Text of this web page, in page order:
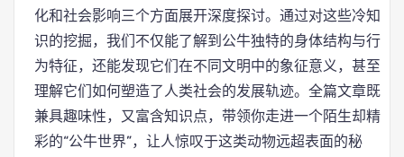
化和社会影响三个方面展开深度探讨。通过对这些冷知
识的挖掘，我们不仅能了解到公牛独特的身体结构与行
为特征，还能发现它们在不同文明中的象征意义，甚至
理解它们如何塑造了人类社会的发展轨迹。全篇文章既
兼具趣味性，又富含知识点，带领你走进一个陌生却精
彩的“公牛世界”，让人惊叹于这类动物远超表面的秘